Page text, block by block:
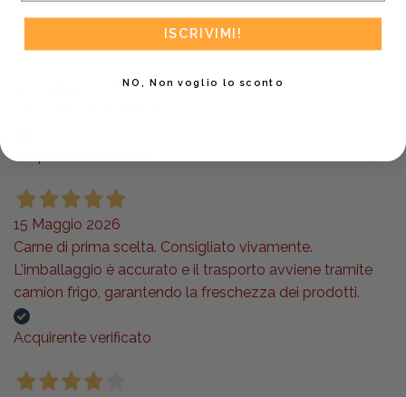
Acquirente verificato
30 Maggio 2026
15 Maggio 2026
Carne di prima scelta. Consigliato vivamente.
L'imballaggio è accurato e il trasporto avviene tramite
camion frigo, garantendo la freschezza dei prodotti.
Acquirente verificato
ISCRIVIMI!
NO, Non voglio lo sconto